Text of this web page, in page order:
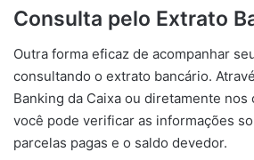
Consulta pelo Extrato
Outra forma eficaz de acompanhar
consultando o extrato bancário.
Banking da Caixa ou diretamente
você pode verificar as informações
parcelas pagas e o saldo devedor.